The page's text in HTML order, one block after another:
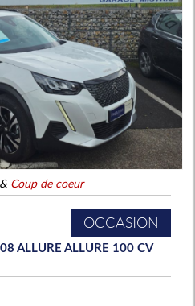
Coup de coeur
OCCASION
ALLURE ALLURE 100 CV